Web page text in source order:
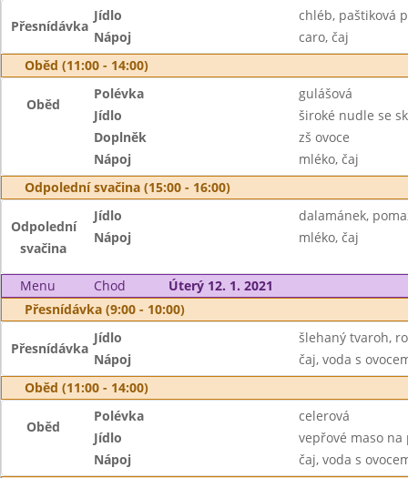
Přesnídávka
Jídlo
chléb, paštiková
Nápoj
caro, čaj
Oběd (11:00 - 14:00)
Oběd
Polévka
gulášová
Jídlo
široké nudle se
Doplněk
zš ovoce
Nápoj
mléko, čaj
Odpolední svačina (15:00 - 16:00)
Odpolední
svačina
Jídlo
dalamánek,
Nápoj
mléko, čaj
Menu Chod
Úterý 12. 1. 2021
Přesnídávka (9:00 - 10:00)
Přesnídávka
Jídlo
šlehaný tvaroh,
Nápoj
čaj, voda s
Oběd (11:00 - 14:00)
Oběd
Polévka
celerová
Jídlo
vepřové maso
Nápoj
čaj, voda s